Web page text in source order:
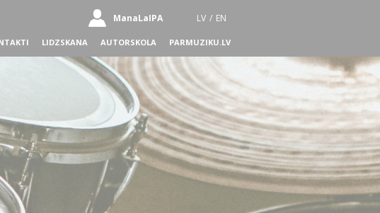
ManaLaIPA LV / EN
LIDZSKANA AUTORSKOLA PARMUZIKU.LV